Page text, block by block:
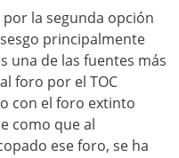
la segunda opción
principalmente
una de las fuentes más
foro por el TOC
con el foro extinto
como que al
ese foro, se ha